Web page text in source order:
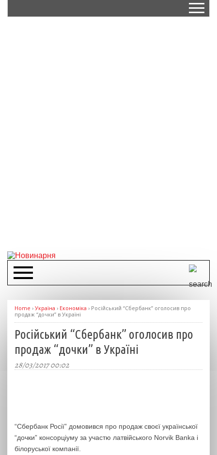
Home › Україна › Економіка › Російський “Сбербанк” оголосив про
продаж “дочки” в Україні
Російський “Сбербанк” оголосив про
продаж “дочки” в Україні
28/03/2017 00:02
“Сбербанк Росії” домовився про продаж своєї української
“дочки” консорціуму за участю латвійського Norvik Banka і
білоруської компанії.